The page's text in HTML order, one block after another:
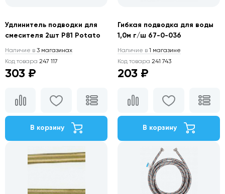
Удлинитель подводки для
смесителя 2шт P81 Potato
Наличие в 3 магазинах
Код товара 247 117
303 ₽
В корзину
Гибкая подводка для воды
1,0м г/ш 67-0-036
Наличие в 1 магазине
Код товара 241 743
203 ₽
В корзину